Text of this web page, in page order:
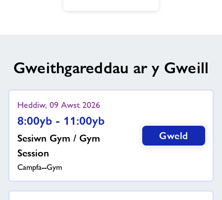
Gweithgareddau ar y Gweill
Heddiw, 09 Awst 2026
8:00yb - 11:00yb
Sesiwn Gym / Gym
Session
Campfa--Gym
Gweld